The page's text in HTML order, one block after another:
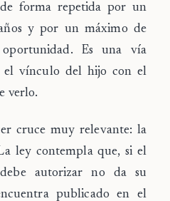
forma repetida por un
y por un máximo de
. Es una vía
el vínculo del hijo con el
verlo.
cruce muy relevante: la
ley contempla que, si el
autorizar no da su
publicado en el